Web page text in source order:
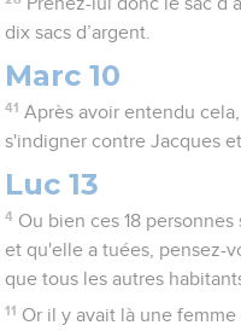
dix sacs d’argent.
Marc 10
41 Après avoir entendu
s'indigner contre Jacques et
Luc 13
4 Ou bien ces 18
et qu'elle a tuées, pensez-
que tous les autres
11 Or il y avait là une